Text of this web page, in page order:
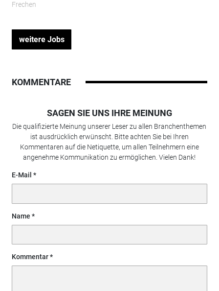
Frechen
weitere Jobs
KOMMENTARE
SAGEN SIE UNS IHRE MEINUNG
Die qualifizierte Meinung unserer Leser zu allen Branchenthemen
ist ausdrücklich erwünscht. Bitte achten Sie bei Ihren
Kommentaren auf die Netiquette, um allen Teilnehmern eine
angenehme Kommunikation zu ermöglichen. Vielen Dank!
E-Mail
Name
Kommentar